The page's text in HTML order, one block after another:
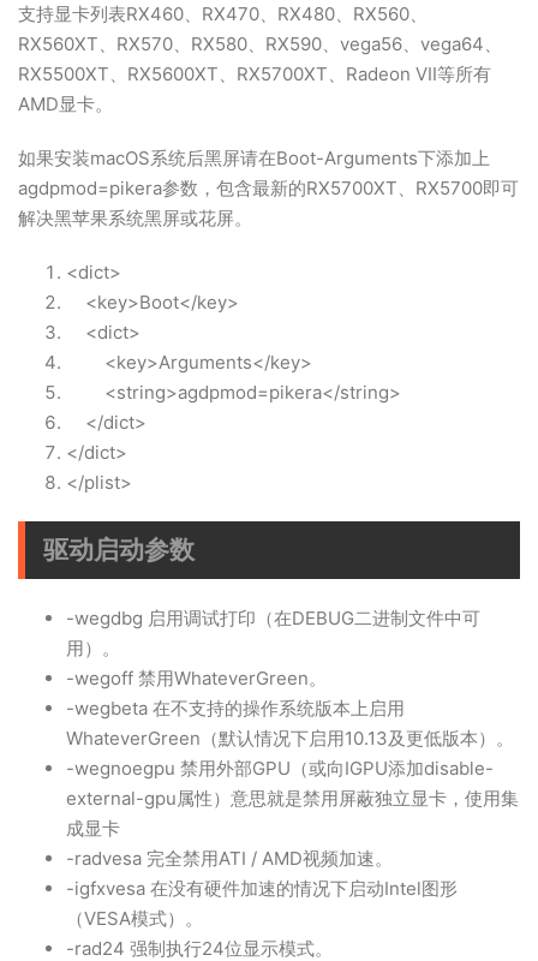
支持显卡列表RX460、RX470、RX480、RX560、
RX560XT、RX570、RX580、RX590、vega56、vega64、
RX5500XT、RX5600XT、RX5700XT、Radeon VII等所有
AMD显卡。
如果安装macOS系统后黑屏请在Boot-Arguments下添加上
agdpmod=pikera参数，包含最新的RX5700XT、RX5700即可
解决黑苹果系统黑屏或花屏。
<dict>
<key>Boot</key>
<dict>
<key>Arguments</key>
<string>agdpmod=pikera</string>
</dict>
</dict>
</plist>
驱动启动参数
-wegdbg 启用调试打印（在DEBUG二进制文件中可
用）。
-wegoff 禁用WhateverGreen。
-wegbeta 在不支持的操作系统版本上启用
WhateverGreen（默认情况下启用10.13及更低版本）。
-wegnoegpu 禁用外部GPU（或向IGPU添加disable-
external-gpu属性）意思就是禁用屏蔽独立显卡，使用集
成显卡
-radvesa 完全禁用ATI / AMD视频加速。
-igfxvesa 在没有硬件加速的情况下启动Intel图形
（VESA模式）。
-rad24 强制执行24位显示模式。